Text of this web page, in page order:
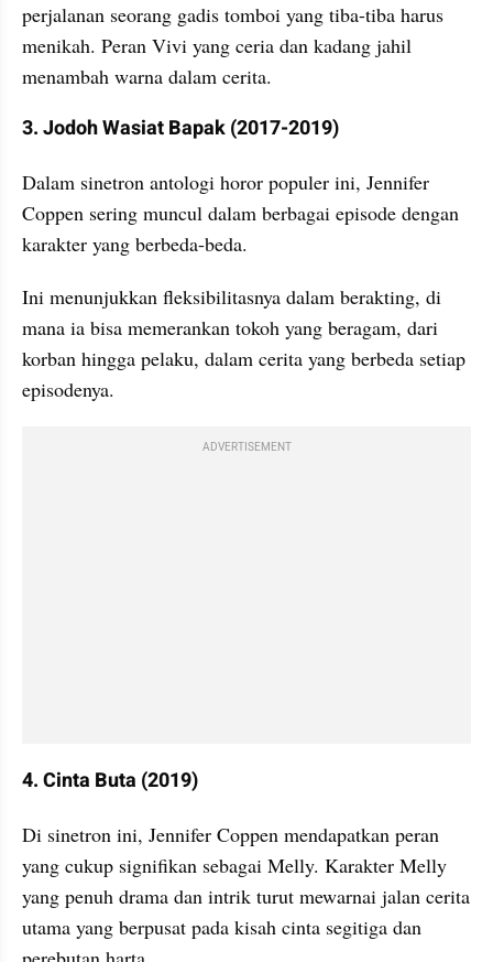
perjalanan seorang gadis tomboi yang tiba-tiba harus
menikah. Peran Vivi yang ceria dan kadang jahil
menambah warna dalam cerita.
3. Jodoh Wasiat Bapak (2017-2019)
Dalam sinetron antologi horor populer ini, Jennifer
Coppen sering muncul dalam berbagai episode dengan
karakter yang berbeda-beda.
Ini menunjukkan fleksibilitasnya dalam berakting, di
mana ia bisa memerankan tokoh yang beragam, dari
korban hingga pelaku, dalam cerita yang berbeda setiap
episodenya.
ADVERTISEMENT
4. Cinta Buta (2019)
Di sinetron ini, Jennifer Coppen mendapatkan peran
yang cukup signifikan sebagai Melly. Karakter Melly
yang penuh drama dan intrik turut mewarnai jalan cerita
utama yang berpusat pada kisah cinta segitiga dan